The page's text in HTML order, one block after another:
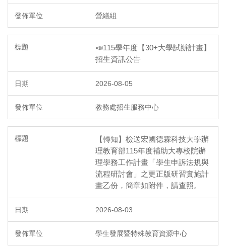
營繕組
📣115學年度【30+大學試辦計畫】
招生資訊公告
2026-08-05
教務處招生服務中心
【轉知】檢送宏國德霖科技大學辦
理教育部115年度補助大專校院辦
理學務工作計畫「學生申訴法規與
流程研討會」之更正版研習實施計
畫乙份，簡章如附件，請查照。
2026-08-03
學生發展暨特殊教育資源中心